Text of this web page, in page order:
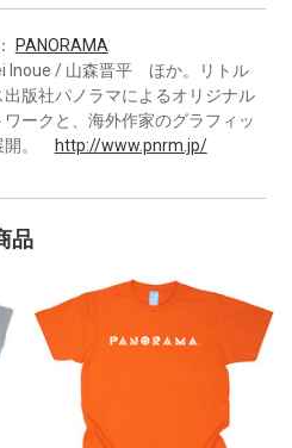
PANORAMA
Inoue / 山森晋平 ほか。リトル
出版社パノラマによるオリジナル
ワークと、海外作家のグラフィッ
開。
http://www.pnrm.jp/
品